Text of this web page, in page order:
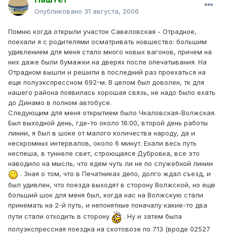
Опубликовано 31 августа, 2006
Помню когда открыли участок Савеловская - Отрадное,
поехали я с родителями осматривать новшество: большим
удивлением для меня стало много новых вагонов, причем на
них даже были бумажки на дверях после опечатывания. На
Отрадном вышли и решили в последний раз проехаться на
еще полуэкспрессном 692-м. В целом был доволен, тк для
нашего района появилась хорошая связь, не надо было ехать
до Динамо в полном автобусе.
Следующим для меня открытием было Чкаловская-Волжская.
Был выходной день, где-то около 16:00, второй день работы
линии, я был в шоке от малого количества народу, да и
нескромных интервалов, около 6 минут. Ехали весь путь
неспеша, в туннеле свет, строющаяся Дубровка, все это
наводило на мысль, что едем чуть ли не по служебной линии
. Зная о том, что в Печатниках депо, долго ждал съезд, и
был удивлен, что поезда выходят в сторону Волжской, но еще
больший шок для меня был, когда нас на Волжскую стали
принемать на 2-й путь, и непонятные поначалу какие-то два
пути стали отходить в сторону
. Ну и затем была
полуэкспрессная поездка на скотовозе по 713 (вроде 02527